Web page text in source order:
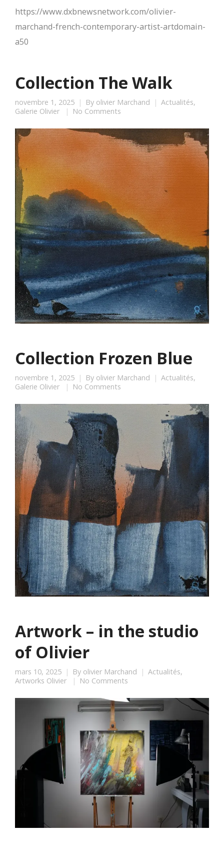
https://www.dxbnewsnetwork.com/olivier-
marchand-french-contemporary-artist-artdomain-
a50
Collection The Walk
novembre 1, 2025 By olivier Marchand Actualités,
Galerie Olivier
No Comments
Collection Frozen Blue
novembre 1, 2025 By olivier Marchand Actualités,
Galerie Olivier
No Comments
Artwork – in the studio
of Olivier
mars 10, 2025 By olivier Marchand Actualités,
Artworks Olivier
No Comments